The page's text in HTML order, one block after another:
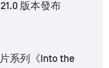
版本發布
系列《Into the